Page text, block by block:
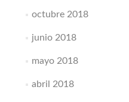
octubre 2018
junio 2018
mayo 2018
abril 2018